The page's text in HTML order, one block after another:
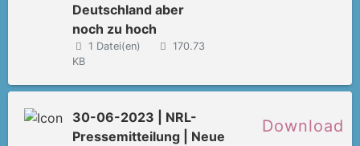
Deutschland aber
noch zu hoch
1 Datei(en)
170.73
KB
30-06-2023 | NRL-
Pressemitteilung | Neue
Download